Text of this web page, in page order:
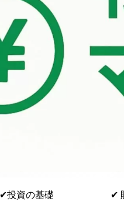
✔︎投資の基礎 ✔︎